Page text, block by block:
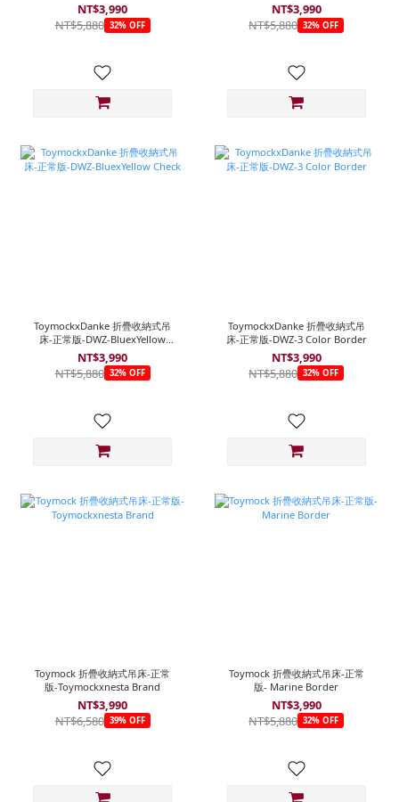
NT$3,990
NT$5,880 32% OFF
NT$3,990
NT$5,880 32% OFF
ToymockxDanke 折疊收納式吊
床-正常版-DWZ-BluexYellow
Check
NT$3,990
NT$5,880 32% OFF
ToymockxDanke 折疊收納式吊
床-正常版-DWZ-3 Color Border
NT$3,990
NT$5,880 32% OFF
Toymock 折疊收納式吊床-正常
版-Toymockxnesta Brand
NT$3,990
NT$6,580 39% OFF
Toymock 折疊收納式吊床-正常
版- Marine Border
NT$3,990
NT$5,880 32% OFF